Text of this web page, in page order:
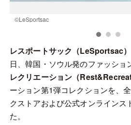
©️LeSportsac
レスポートサック（LeSportsac）
日、韓国・ソウル発のファッショ
レクリエーション（
ーション第1弾コレクションを、
クストアおよび公式オンラインス
た。